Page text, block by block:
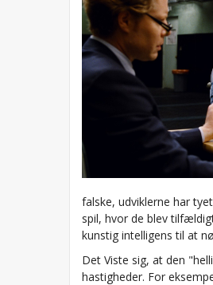
falske, udviklerne har
spil, hvor de blev
kunstig intelligens til at
Det Viste sig, at den
hastigheder. For